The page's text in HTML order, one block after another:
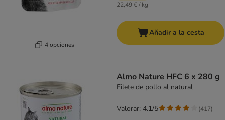
4 opciones
22,49 € / kg
Añadir a la cesta
Almo Nature HFC 6 x 280 g
Filete de pollo al natural
Valorar: 4.1/5 (417)